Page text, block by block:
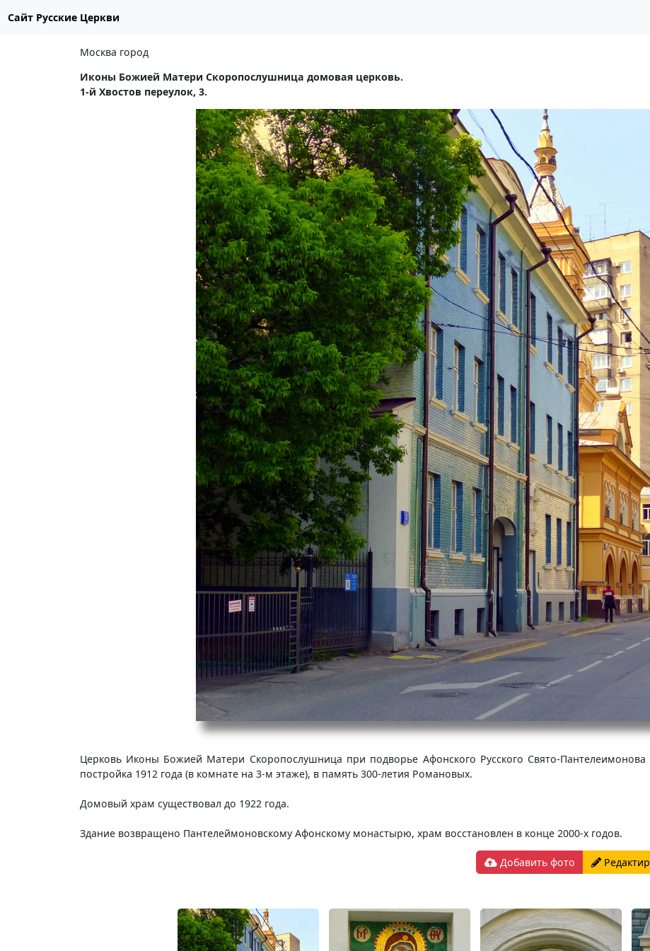
Сайт Русские Церкви
Москва город
Иконы Божией Матери Скоропослушница домовая церковь.
1-й Хвостов переулок, 3.
Церковь Иконы Божией Матери Скоропослушница при подворье Афонского Русского Свято-Пантелеимонова
постройка 1912 года (в комнате на 3-м этаже), в память 300-летия Романовых.
Домовый храм существовал до 1922 года.
Здание возвращено Пантелеймоновскому Афонскому монастырю, храм восстановлен в конце 2000-х годов.
Добавить фото